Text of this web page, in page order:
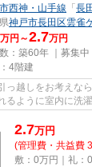
西神・山手線 「 長
神戸市長田区雲雀
万円～2.7万円
：築60年 ｜募集中
4階建
っ越しをお考えな
るように室内に洗
2.7万円
(管理費・共益費
敷：0万円｜礼：